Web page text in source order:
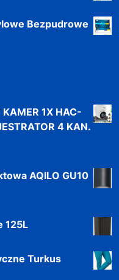
Bezpudrowe
1X HAC-
4 KAN.
AQILO GU10
125L
Turkus